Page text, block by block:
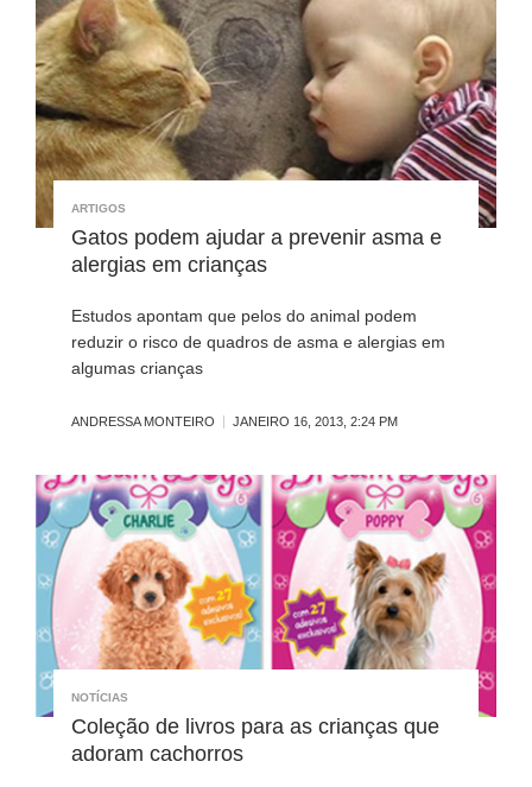
ARTIGOS
Gatos podem ajudar a prevenir asma e
alergias em crianças
Estudos apontam que pelos do animal podem
reduzir o risco de quadros de asma e alergias em
algumas crianças
ANDRESSA MONTEIRO JANEIRO 16, 2013, 2:24 PM
NOTÍCIAS
Coleção de livros para as crianças que
adoram cachorros